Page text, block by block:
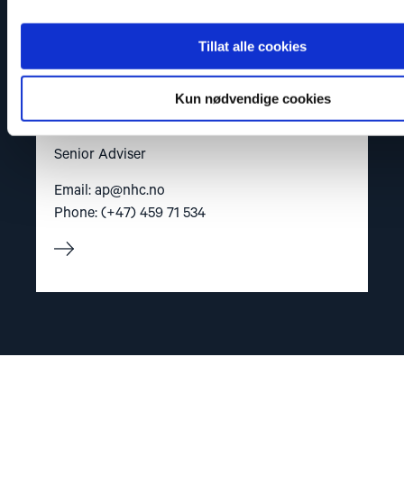
Tillat alle cookies
Kun nødvendige cookies
Senior Adviser
Email: ap@nhc.no
Phone: (+47) 459 71 534